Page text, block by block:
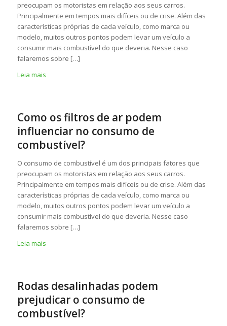
preocupam os motoristas em relação aos seus carros.
Principalmente em tempos mais difíceis ou de crise. Além das
características próprias de cada veículo, como marca ou
modelo, muitos outros pontos podem levar um veículo a
consumir mais combustível do que deveria. Nesse caso
falaremos sobre […]
Leia mais
Como os filtros de ar podem
influenciar no consumo de
combustível?
O consumo de combustível é um dos principais fatores que
preocupam os motoristas em relação aos seus carros.
Principalmente em tempos mais difíceis ou de crise. Além das
características próprias de cada veículo, como marca ou
modelo, muitos outros pontos podem levar um veículo a
consumir mais combustível do que deveria. Nesse caso
falaremos sobre […]
Leia mais
Rodas desalinhadas podem
prejudicar o consumo de
combustível?